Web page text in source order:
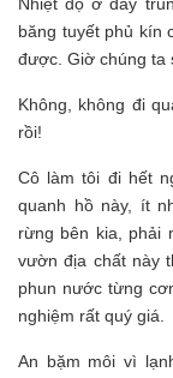
Nhiệt độ ở đây
băng tuyết phủ kín
được. Giờ chúng ta
Không, không đi
rồi!
Cô làm tôi đi hết
quanh hồ này, ít
rừng bên kia, phải
vườn địa chất này
phun nước từng
nghiệm rất quý giá.
An bặm môi vì